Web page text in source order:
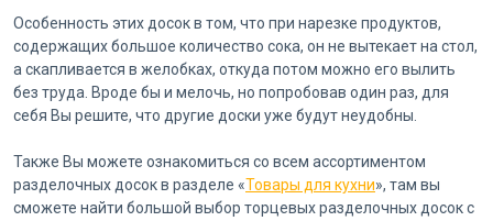
Особенность этих досок в том, что при нарезке продуктов,
содержащих большое количество сока, он не вытекает на стол,
а скапливается в желобках, откуда потом можно его вылить
без труда. Вроде бы и мелочь, но попробовав один раз, для
себя Вы решите, что другие доски уже будут неудобны.
Также Вы можете ознакомиться со всем ассортиментом
разделочных досок в разделе «Товары для кухни», там вы
сможете найти большой выбор торцевых разделочных досок с